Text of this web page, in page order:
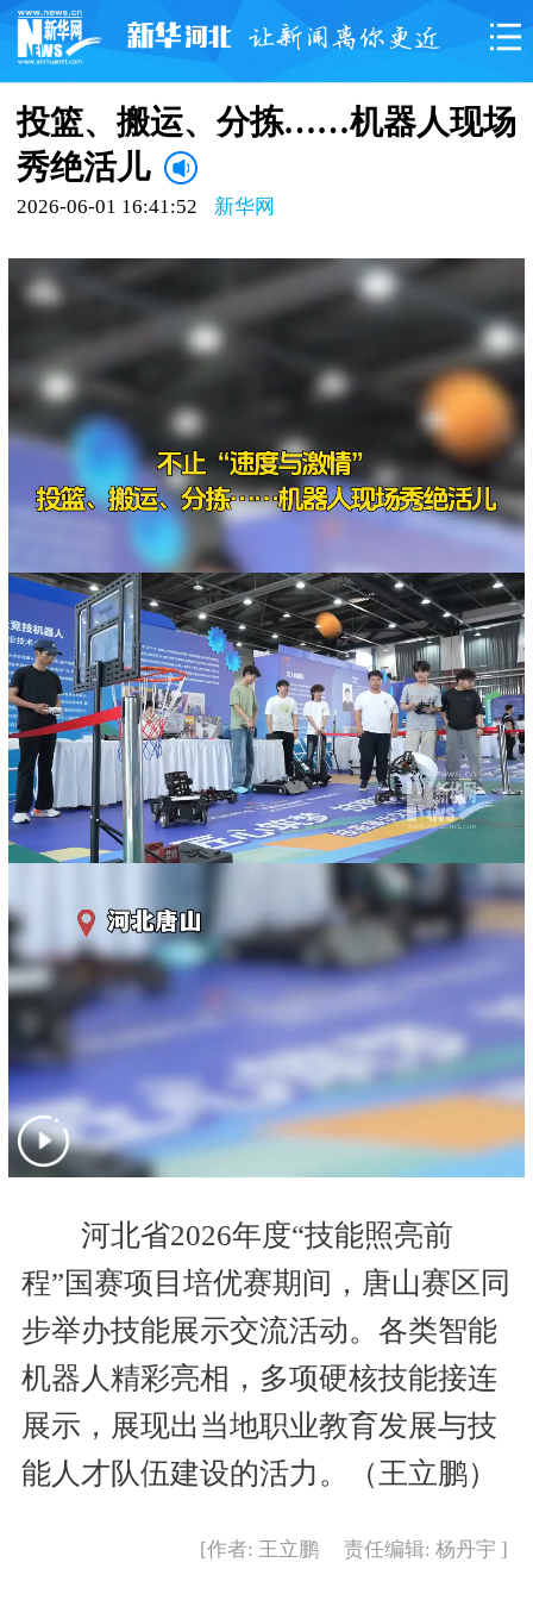
投篮、搬运、分拣……机器人现场
秀绝活儿
2026-06-01 16:41:52 新华网
河北省2026年度“技能照亮前
程”国赛项目培优赛期间，唐山赛区同
步举办技能展示交流活动。各类智能
机器人精彩亮相，多项硬核技能接连
展示，展现出当地职业教育发展与技
能人才队伍建设的活力。（王立鹏）
[作者: 王立鹏 责任编辑: 杨丹宇 ]